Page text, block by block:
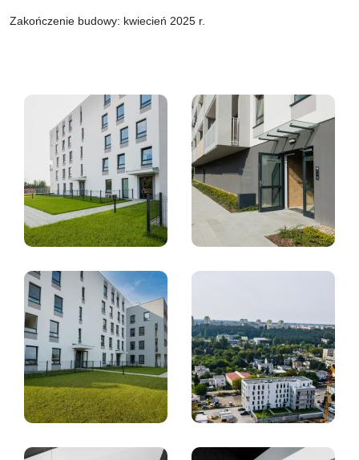
Zakończenie budowy: kwiecień 2025 r.